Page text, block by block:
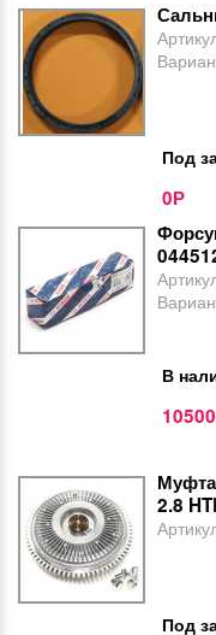
Под
0Р
В
10500
2.8
Под